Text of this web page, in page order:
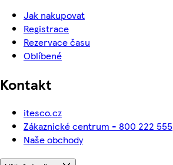
Jak nakupovat
Registrace
Rezervace času
Oblíbené
Kontakt
itesco.cz
Zákaznické centrum - 800 222 555
Naše obchody